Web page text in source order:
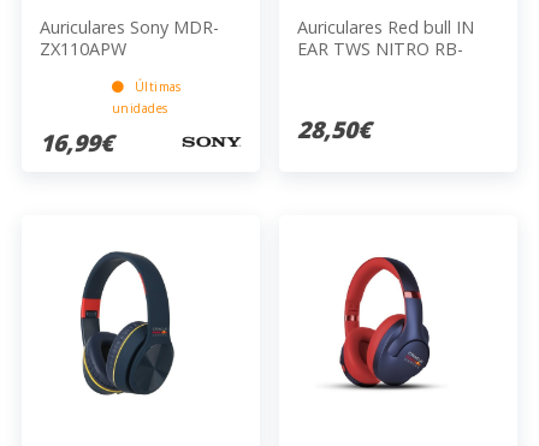
Auriculares Sony MDR-
ZX110APW
Últimas
unidades
16,99€
Auriculares Red bull IN
EAR TWS NITRO RB-
28,50€